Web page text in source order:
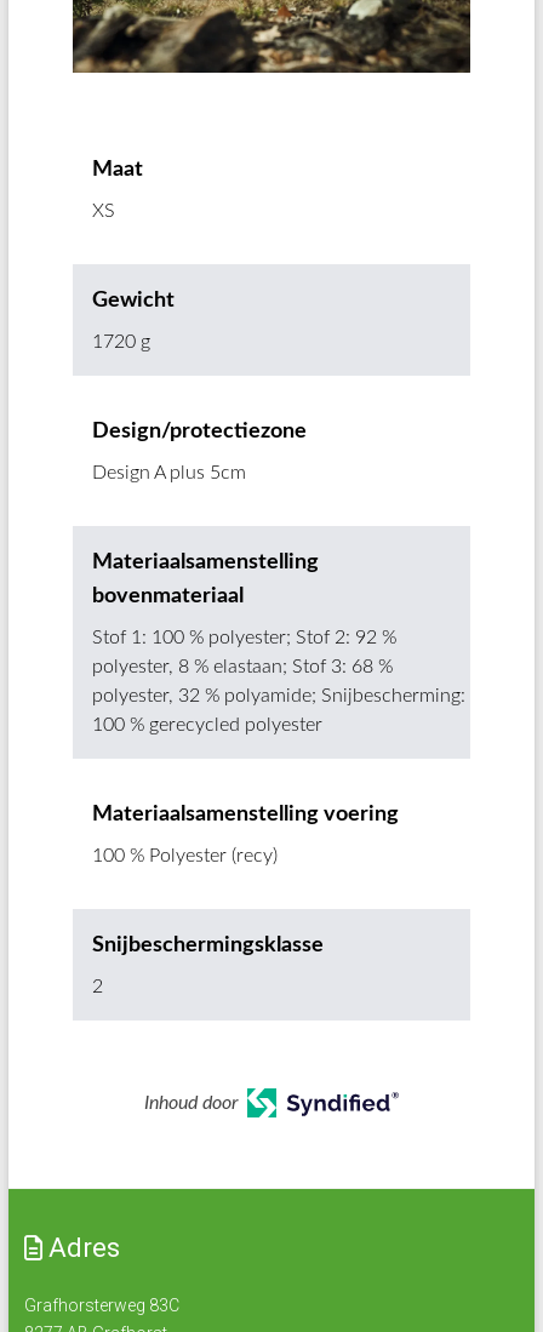
Maat
XS
Gewicht
1720 g
Design/protectiezone
Design A plus 5cm
Materiaalsamenstelling
bovenmateriaal
Stof 1: 100 % polyester; Stof 2: 92 %
polyester, 8 % elastaan; Stof 3: 68 %
polyester, 32 % polyamide; Snijbescherming:
100 % gerecycled polyester
Materiaalsamenstelling voering
100 % Polyester (recy)
Snijbeschermingsklasse
2
Inhoud door
Adres
Grafhorsterweg 83C